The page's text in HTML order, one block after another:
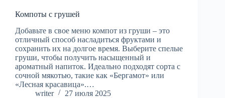
Компоты с грушей
Добавьте в свое меню компот из груши – это
отличный способ насладиться фруктами и
сохранить их на долгое время. Выберите спелые
груши, чтобы получить насыщенный и
ароматный напиток. Идеально подходят сорта с
сочной мякотью, такие как «Бергамот» или
«Лесная красавица».…
writer
27 июля 2025